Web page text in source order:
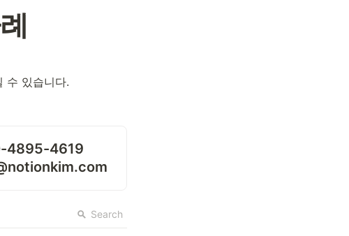
수 있습니다.
Search